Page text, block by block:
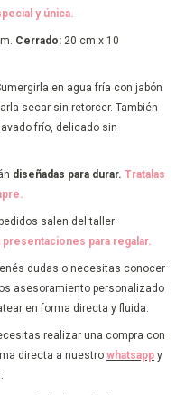
y única.
Cerrado: 20 cm x 10
en agua fría con jabón
secar sin retorcer. También
frío, delicado sin
diseñadas para durar. Tratalas
salen del taller
para regalar.
dudas o necesitas conocer
asesoramiento personalizado
en forma directa y fluida.
realizar una compra con
directa a nuestro whatsapp y